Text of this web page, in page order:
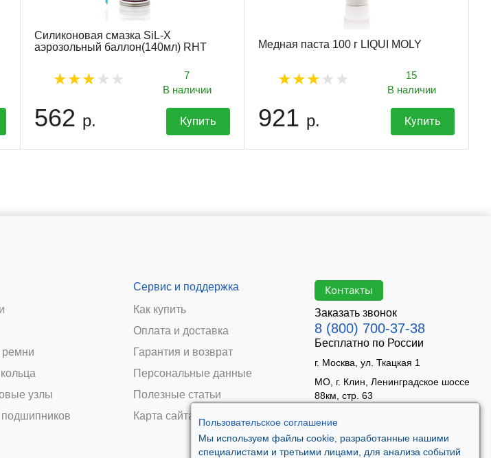
Пользовательское соглашение
Мы используем файлы cookie, разработанные нашими
специалистами и третьими лицами, для анализа событий
Силиконовая смазка SiL-X
аэрозольный баллон(140мл) RHT
7
В наличии
562 р. Купить
Медная паста 100 г LIQUI MOLY
15
В наличии
921 р. Купить
узлы
Сервис и поддержка
Как купить
Оплата и доставка
Гарантия и возврат
Персональные данные
Полезные статьи
Карта сайта
Контакты
Заказать звонок
8 (800) 700-37-38
Бесплатно по России
г. Москва, ул. Ткацкая 1
МО, г. Клин, Ленинградское шоссе
88км, стр. 63
Сб 10:00 - 14:00